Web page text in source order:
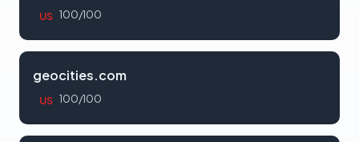
US 100/100
geocities.com
US 100/100